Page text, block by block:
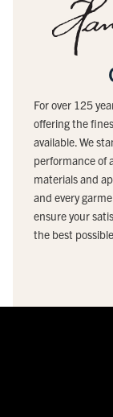
For over 125
offering the
available. We
performance of
materials and
and every
ensure your
the best